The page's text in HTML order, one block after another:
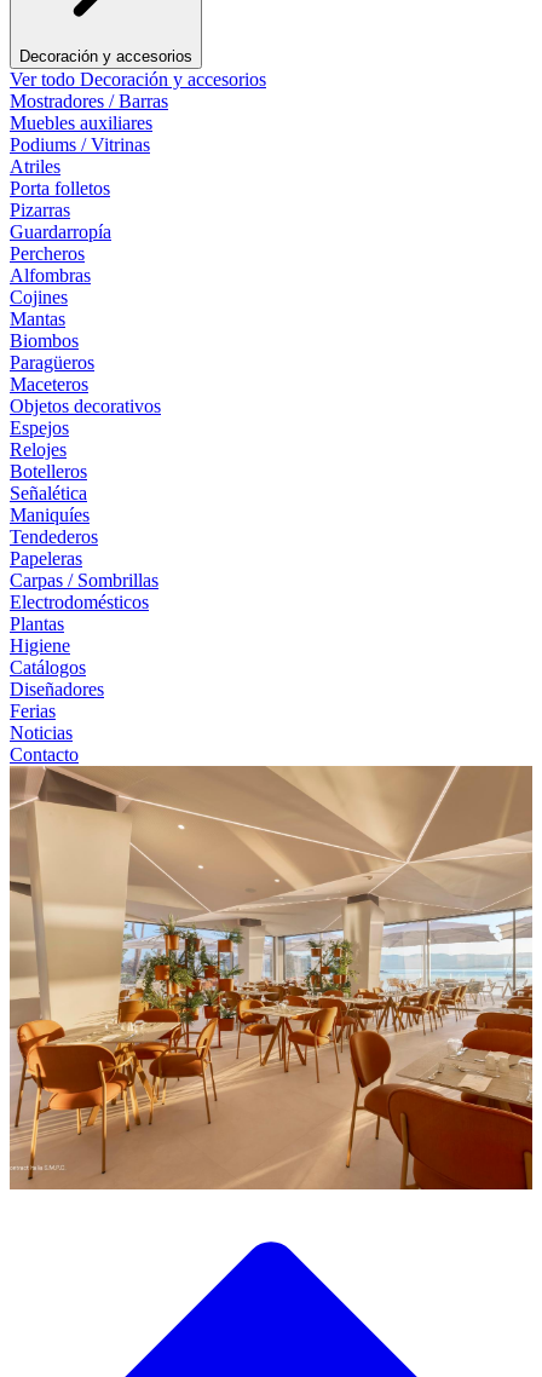
Decoración y accesorios
Ver todo Decoración y accesorios
Mostradores / Barras
Muebles auxiliares
Podiums / Vitrinas
Atriles
Porta folletos
Pizarras
Guardarropía
Percheros
Alfombras
Cojines
Mantas
Biombos
Paragüeros
Maceteros
Objetos decorativos
Espejos
Relojes
Botelleros
Señalética
Maniquíes
Tendederos
Papeleras
Carpas / Sombrillas
Electrodomésticos
Plantas
Higiene
Catálogos
Diseñadores
Ferias
Noticias
Contacto
Descubre nuestra amplia selección de mobiliario de diseño